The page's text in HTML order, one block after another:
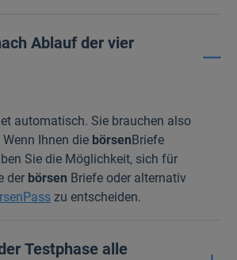
Ablauf der vier
automatisch. Sie brauchen also
Ihnen die börsen Briefe
Sie die Möglichkeit, sich für
der börsen Briefe oder alternativ
zu entscheiden.
Testphase alle